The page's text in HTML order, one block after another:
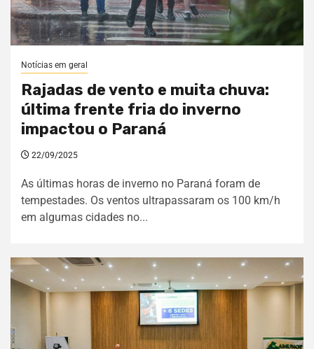
Notícias em geral
Rajadas de vento e muita chuva:
última frente fria do inverno
impactou o Paraná
22/09/2025
As últimas horas de inverno no Paraná foram de
tempestades. Os ventos ultrapassaram os 100 km/h
em algumas cidades no...